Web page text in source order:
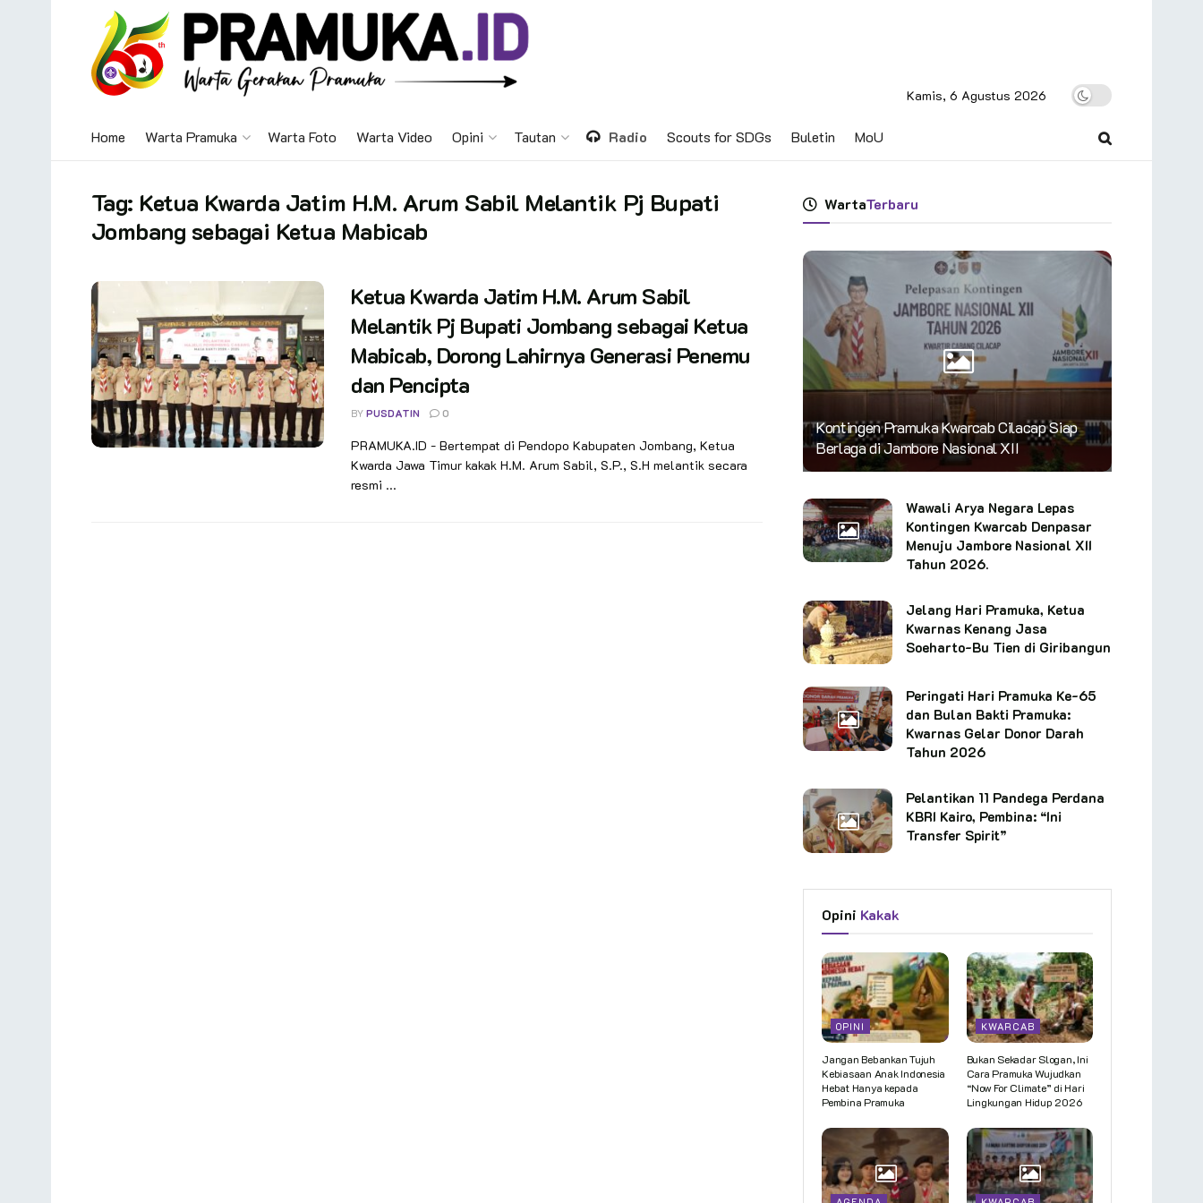
Kamis, 6 Agustus 2026
Home Warta Pramuka Warta Foto Warta Video Opini Tautan Radio Scouts for SDGs Buletin MoU
Tag: Ketua Kwarda Jatim H.M. Arum Sabil Melantik Pj Bupati
Jombang sebagai Ketua Mabicab
Ketua Kwarda Jatim H.M. Arum Sabil
Melantik Pj Bupati Jombang sebagai Ketua
Mabicab, Dorong Lahirnya Generasi Penemu
dan Pencipta
BY PUSDATIN 0
PRAMUKA.ID - Bertempat di Pendopo Kabupaten Jombang, Ketua
Kwarda Jawa Timur kakak H.M. Arum Sabil, S.P., S.H melantik secara
resmi ...
WartaTerbaru
Kontingen Pramuka Kwarcab Cilacap Siap
Berlaga di Jambore Nasional XII
Wawali Arya Negara Lepas
Kontingen Kwarcab Denpasar
Menuju Jambore Nasional XII
Tahun 2026.
Jelang Hari Pramuka, Ketua
Kwarnas Kenang Jasa
Soeharto-Bu Tien di Giribangun
Peringati Hari Pramuka Ke-65
dan Bulan Bakti Pramuka:
Kwarnas Gelar Donor Darah
Tahun 2026
Pelantikan 11 Pandega Perdana
KBRI Kairo, Pembina: “Ini
Transfer Spirit”
Opini Kakak
OPINI
Jangan Bebankan Tujuh
Kebiasaan Anak Indonesia
Hebat Hanya kepada
Pembina Pramuka
KWARCAB
Bukan Sekadar Slogan, Ini
Cara Pramuka Wujudkan
“Now For Climate” di Hari
Lingkungan Hidup 2026